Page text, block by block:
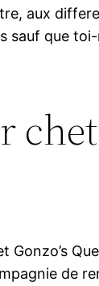
aux
sauf que
Gonzo’s
de